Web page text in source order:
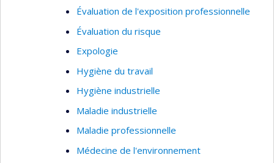
Évaluation de l'exposition professionnelle
Évaluation du risque
Expologie
Hygiène du travail
Hygiène industrielle
Maladie industrielle
Maladie professionnelle
Médecine de l'environnement